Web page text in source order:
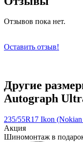
Отзывов пока нет.
Оставить отзыв!
Другие
Autograph
235/55R17 Ikon
Акция
Шиномонтаж в